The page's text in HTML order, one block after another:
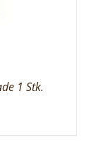
1 Stk.